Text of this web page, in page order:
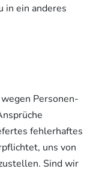
in ein anderes
Personen-
fehlerhaftes
uns von
Sind wir